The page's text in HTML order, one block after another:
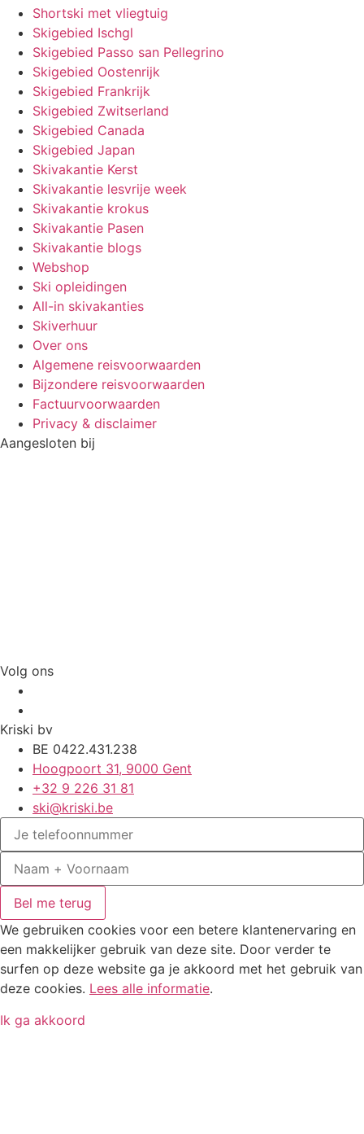
Shortski met vliegtuig
Skigebied Ischgl
Skigebied Passo san Pellegrino
Skigebied Oostenrijk
Skigebied Frankrijk
Skigebied Zwitserland
Skigebied Canada
Skigebied Japan
Skivakantie Kerst
Skivakantie lesvrije week
Skivakantie krokus
Skivakantie Pasen
Skivakantie blogs
Webshop
Ski opleidingen
All-in skivakanties
Skiverhuur
Over ons
Algemene reisvoorwaarden
Bijzondere reisvoorwaarden
Factuurvoorwaarden
Privacy & disclaimer
Aangesloten bij
Volg ons
Kriski bv
BE 0422.431.238
Hoogpoort 31, 9000 Gent
+32 9 226 31 81
ski@kriski.be
Bel me terug
We gebruiken cookies voor een betere klantenervaring en
een makkelijker gebruik van deze site. Door verder te
surfen op deze website ga je akkoord met het gebruik van
deze cookies. Lees alle informatie.
Ik ga akkoord